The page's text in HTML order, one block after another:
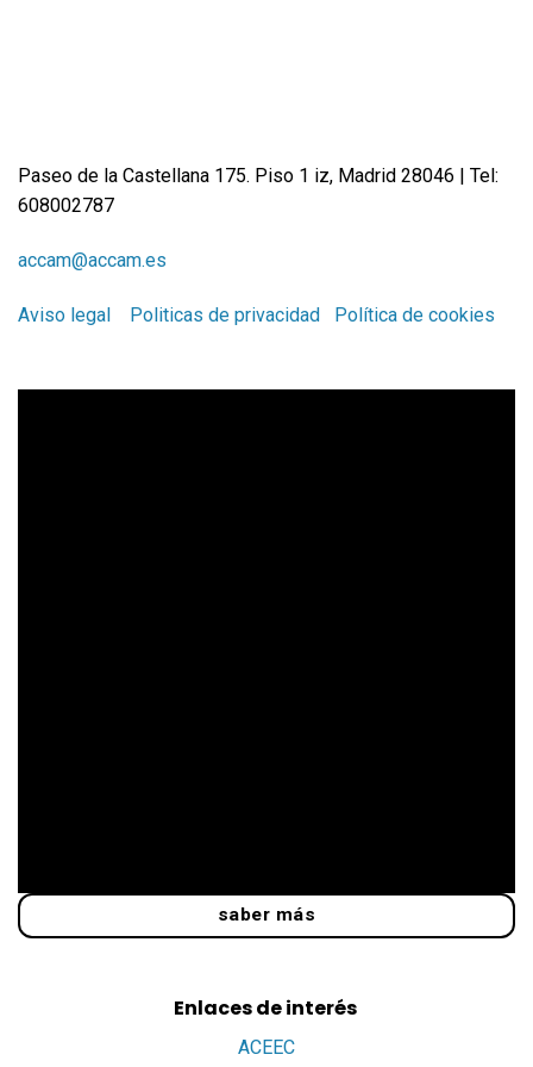
Paseo de la Castellana 175. Piso 1 iz, Madrid 28046 | Tel:
608002787
accam@accam.es
Aviso legal Politicas de privacidad Política de cookies
saber más
Enlaces de interés
ACEEC